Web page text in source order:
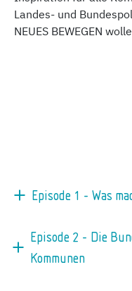
Landes- und
NEUES BEWEGEN
Episode 1 - Was
Episode 2 - Die
Kommunen